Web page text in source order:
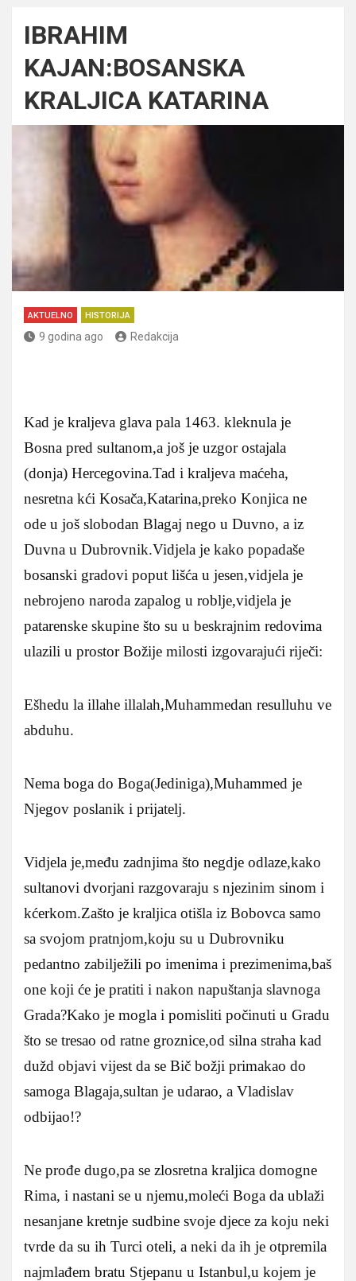
IBRAHIM
KAJAN:BOSANSKA
KRALJICA KATARINA
AKTUELNO HISTORIJA
9 godina ago Redakcija
Kad je kraljeva glava pala 1463. kleknula je
Bosna pred sultanom,a još je uzgor ostajala
(donja) Hercegovina.Tad i kraljeva maćeha,
nesretna kći Kosača,Katarina,preko Konjica ne
ode u još slobodan Blagaj nego u Duvno, a iz
Duvna u Dubrovnik.Vidjela je kako popadaše
bosanski gradovi poput lišća u jesen,vidjela je
nebrojeno naroda zapalog u roblje,vidjela je
patarenske skupine što su u beskrajnim redovima
ulazili u prostor Božije milosti izgovarajući riječi:
Ešhedu la illahe illalah,Muhammedan resulluhu ve
abduhu.
Nema boga do Boga(Jediniga),Muhammed je
Njegov poslanik i prijatelj.
Vidjela je,među zadnjima što negdje odlaze,kako
sultanovi dvorjani razgovaraju s njezinim sinom i
kćerkom.Zašto je kraljica otišla iz Bobovca samo
sa svojom pratnjom,koju su u Dubrovniku
pedantno zabilježili po imenima i prezimenima,baš
one koji će je pratiti i nakon napuštanja slavnoga
Grada?Kako je mogla i pomisliti počinuti u Gradu
što se tresao od ratne groznice,od silna straha kad
dužd objavi vijest da se Bič božji primakao do
samoga Blagaja,sultan je udarao, a Vladislav
odbijao!?
Ne prođe dugo,pa se zlosretna kraljica domogne
Rima, i nastani se u njemu,moleći Boga da ublaži
nesanjane kretnje sudbine svoje djece za koju neki
tvrde da su ih Turci oteli, a neki da ih je otpremila
najmlađem bratu Stjepanu u Istanbul,u kojem je